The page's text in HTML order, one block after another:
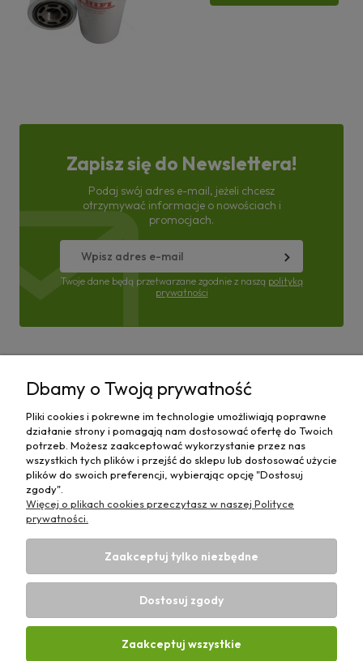
Zapisz się do Newslettera!
Podaj swój adres e-mail, jeżeli chcesz
otrzymywać informacje o nowościach i
promocjach.
Twoje dane będą przetwarzane zgodnie z naszą polityką
prywatności
Moje konto
Płatności i dostawa
Informacje
O nas
Sklep rolniczy z częściami do maszyn E-ciągnik |
731 424 460| NIP: 5562573838 | REGON:
Dbamy o Twoją prywatność
Pliki cookies i pokrewne im technologie umożliwiają poprawne
działanie strony i pomagają nam dostosować ofertę do Twoich
potrzeb. Możesz zaakceptować wykorzystanie przez nas
wszystkich tych plików i przejść do sklepu lub dostosować użycie
plików do swoich preferencji, wybierając opcję "Dostosuj
zgody".
Więcej o plikach cookies przeczytasz w naszej Polityce
prywatności.
Zaakceptuj tylko niezbędne
Dostosuj zgody
Zaakceptuj wszystkie